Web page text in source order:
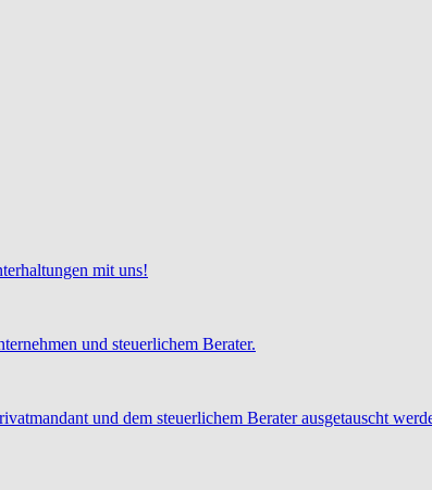
mit uns!
und steuerlichem Berater.
und dem steuerlichem Berater ausgetauscht